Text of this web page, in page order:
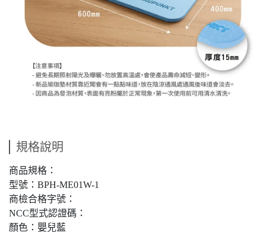
規格說明
商品規格：
型號：BPH-ME01W-1
商檢合格字號：
NCC型式認證碼：
顏色：嬰兒藍